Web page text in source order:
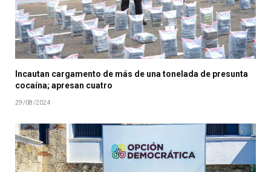
Incautan cargamento de más de una tonelada de presunta
cocaína; apresan cuatro
29/08/2024